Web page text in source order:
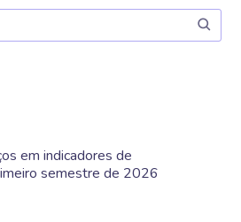
em indicadores de
semestre de 2026